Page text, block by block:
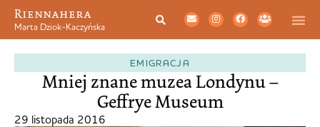
Riennahera
Marta Dziok-Kaczyńska
EMIGRACJA
Mniej znane muzea Londynu –
Geffrye Museum
29 listopada 2016